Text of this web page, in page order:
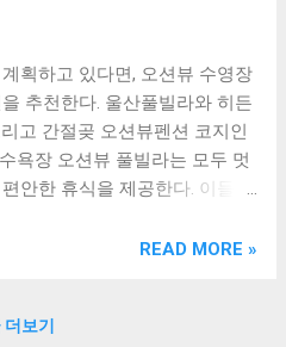
상품 하나를 사더라도 종류
를 때는 더 고민이 많을 수 밖에
세스펙 과 가격 을 꼼꼼히 비교
추천 해드릴게요. 특가상품 보
멀티페어링 스마트폰 태블릿
, BK-500SB, 일반형, 블랙 유
획하고 있다면, 오션뷰 수영장
추천한다. 울산풀빌라와 히든
고 간절곶 오션뷰펜션 코지인
욕장 오션뷰 풀빌라는 모두 멋
안한 휴식을 제공한다. 이들
위치해 있으며, 풀빌라에서는
될 것이다. 이번 여행에서는 오
READ MORE »
더보기